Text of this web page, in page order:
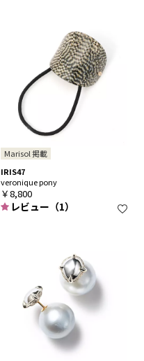
Marisol 掲載
IRIS47
veronique pony
￥8,800
レビュー（1）